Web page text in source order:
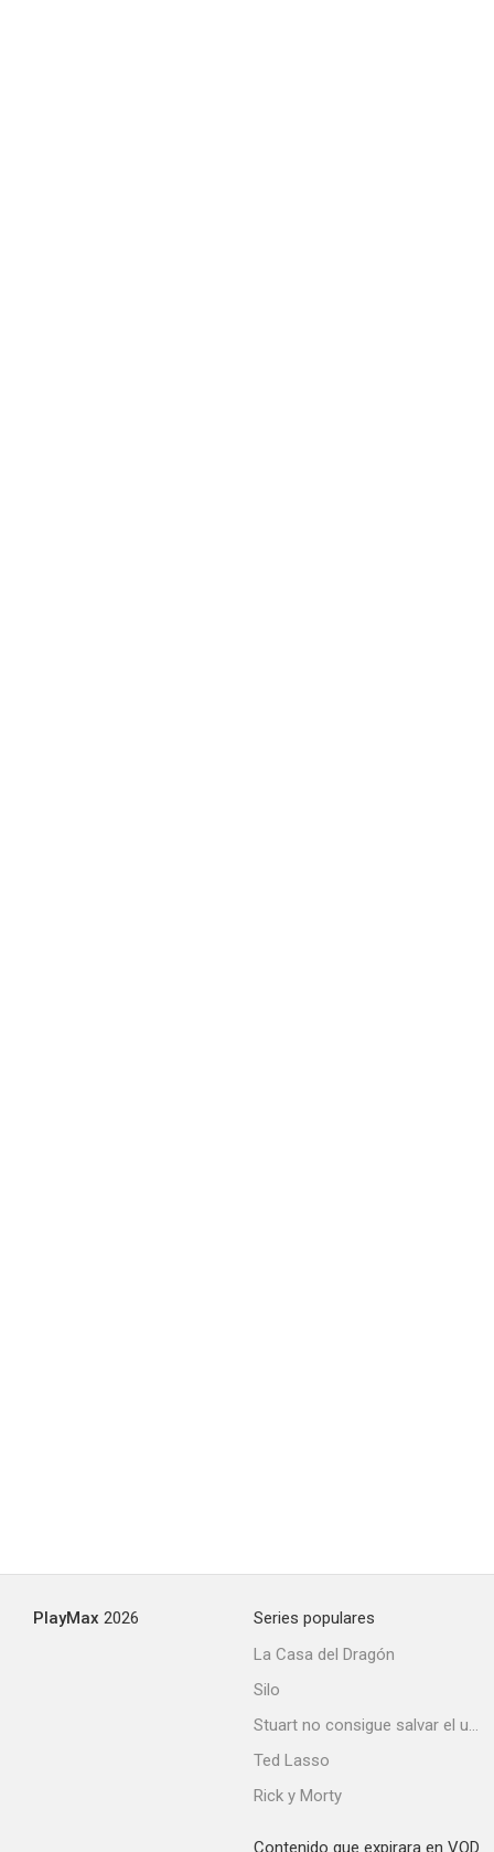
PlayMax 2026
Series populares
La Casa del Dragón
Silo
Stuart no consigue salvar el universo
Ted Lasso
Rick y Morty
Contenido que expirara en VOD